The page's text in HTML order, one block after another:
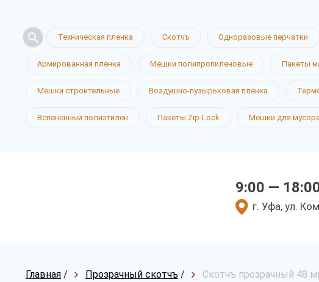
Техническая пленка Скотчъ Одноразовые перчатки
Армированная пленка Мешки полипропиленовые Пакеты
Мешки строительные Воздушно-пузырьковая пленка
Вспененный полиэтилен Пакеты Zip-Lock Мешки для
9:00 —
г. Уфа, ул.
Главная / Прозрачный скотчъ / Скотчъ прозрачный 48